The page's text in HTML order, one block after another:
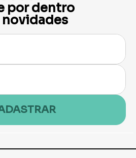
por dentro
novidades